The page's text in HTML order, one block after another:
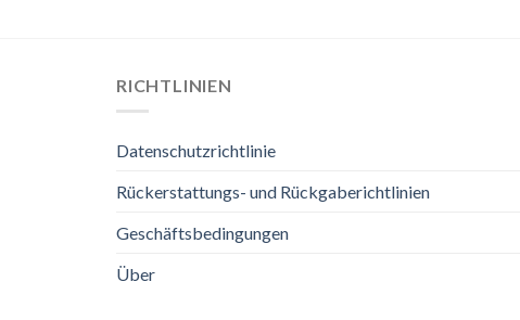
RICHTLINIEN
Datenschutzrichtlinie
Rückerstattungs- und Rückgaberichtlinien
Geschäftsbedingungen
Über